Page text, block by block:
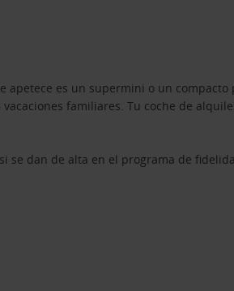
apetece es un supermini o un compacto
familiares. Tu coche de
se dan de alta en el programa de